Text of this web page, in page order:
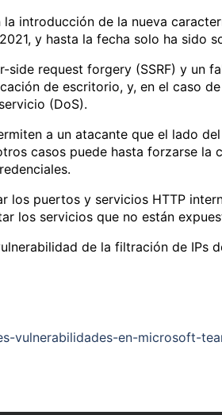
introducción de la nueva
y hasta la fecha solo ha sido
request forgery (SSRF) y un
de escritorio, y, en el caso
(DoS).
a un atacante que el lado
casos puede hasta forzarse la
los puertos y servicios HTTP
los servicios que no están
de la filtración de IPs
vulnerabilidades-en-microsoft-